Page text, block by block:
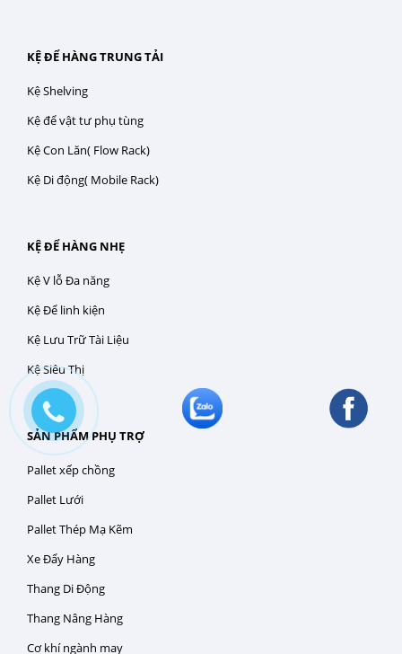
KỆ ĐỂ HÀNG TRUNG TẢI
Kệ Shelving
Kệ để vật tư phụ tùng
Kệ Con Lăn( Flow Rack)
Kệ Di động( Mobile Rack)
KỆ ĐỂ HÀNG NHẸ
Kệ V lỗ Đa năng
Kệ Để linh kiện
Kệ Lưu Trữ Tài Liệu
Kệ Siêu Thị
SẢN PHẨM PHỤ TRỢ
Pallet xếp chồng
Pallet Lưới
Pallet Thép Mạ Kẽm
Xe Đẩy Hàng
Thang Di Động
Thang Nâng Hàng
Cơ khí ngành may